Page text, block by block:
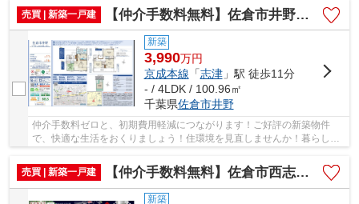
売買 | 新築一戸建
【仲介手数料無料】佐倉市井野 新築戸建て
新築
3,990万円
京成本線 「志津」駅 徒歩11分
- / 4LDK / 100.96㎡
千葉県佐倉市井野
仲介手数料ゼロと、初期費用軽減につながります！ご好評の新築物件
で、快適な生活をおくりましょう！住環境を見直しませんか！暮らしの
売買 | 新築一戸建
【仲介手数料無料】佐倉市西志津 新築戸建て
新築